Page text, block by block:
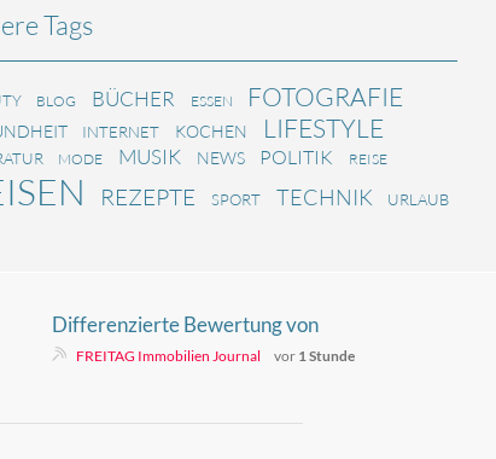
Tags
BLOG BÜCHER ESSEN FOTOGRAFIE
INTERNET KOCHEN LIFESTYLE
MODE MUSIK NEWS POLITIK REISE
REZEPTE SPORT TECHNIK URLAUB
Differenzierte Bewertung von
Immobilienwerten in volatilen
FREITAG Immobilien Journal vor 1 Stunde